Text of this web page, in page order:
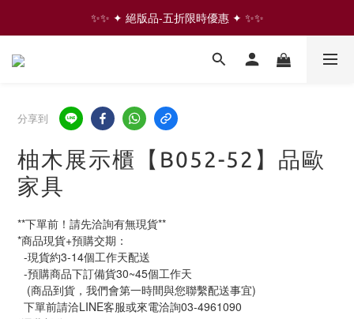
✨✨ ✦ 絕版品-五折限時優惠 ✦ ✨✨
✨✨ ✦ 絕版品-五折限時優惠 ✦ ✨✨
⇩ 往下滑 看更多家具商品  ⇩
分享到
柚木展示櫃【B052-52】品歐
家具
**下單前！請先洽詢有無現貨**
*商品現貨+預購交期：
  -現貨約3-14個工作天配送
  -預購商品下訂備貨30~45個工作天
   (商品到貨，我們會第一時間與您聯繫配送事宜)
  下單前請洽LINE客服或來電洽詢03-4961090